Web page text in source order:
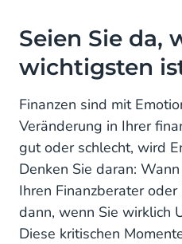
Seien Sie da,
wichtigsten
Finanzen sind mit
Veränderung in Ihrer
gut oder schlecht, wird
Denken Sie daran:
Ihren Finanzberater
dann, wenn Sie wirklich
Diese kritischen